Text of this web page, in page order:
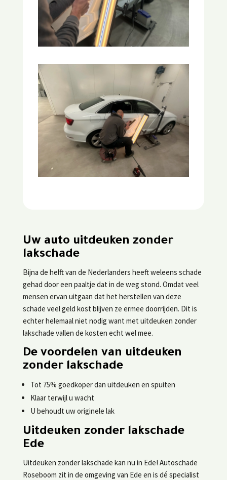
Uw auto uitdeuken zonder
lakschade
Bijna de helft van de Nederlanders heeft weleens schade
gehad door een paaltje dat in de weg stond. Omdat veel
mensen ervan uitgaan dat het herstellen van deze
schade veel geld kost blijven ze ermee doorrijden. Dit is
echter helemaal niet nodig want met uitdeuken zonder
lakschade vallen de kosten echt wel mee.
De voordelen van uitdeuken
zonder lakschade
Tot 75% goedkoper dan uitdeuken en spuiten
Klaar terwijl u wacht
U behoudt uw originele lak
Uitdeuken zonder lakschade
Ede
Uitdeuken zonder lakschade kan nu in Ede! Autoschade
Roseboom zit in de omgeving van Ede en is dé specialist